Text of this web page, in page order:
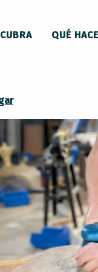
QUÉ